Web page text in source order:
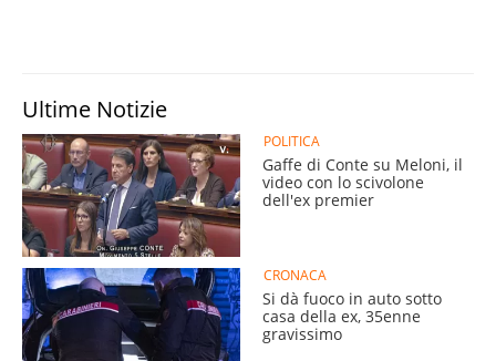
Ultime Notizie
POLITICA
Gaffe di Conte su Meloni, il
video con lo scivolone
dell'ex premier
CRONACA
Si dà fuoco in auto sotto
casa della ex, 35enne
gravissimo